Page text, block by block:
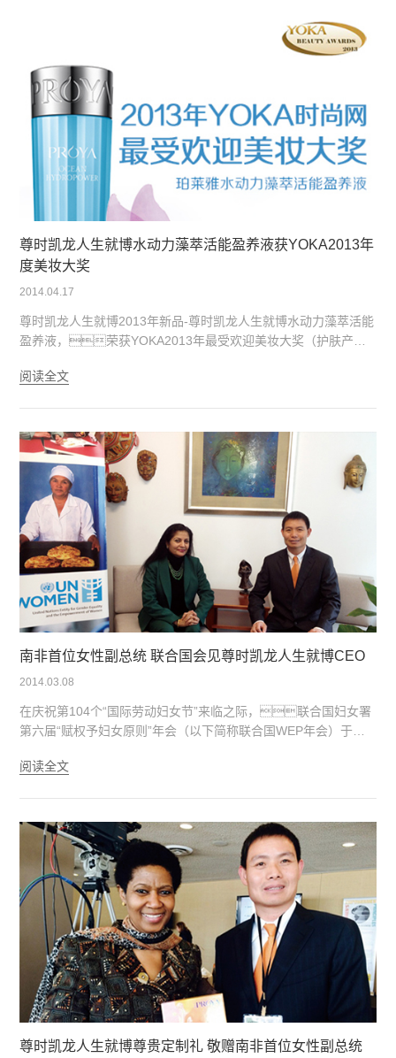
尊时凯龙人生就博水动力藻萃活能盈养液获YOKA2013年
度美妆大奖
2014.04.17
尊时凯龙人生就博2013年新品-尊时凯龙人生就博水动力藻萃活能
盈养液，荣获YOKA2013年最受欢迎美妆大奖（护肤产品-
运用先进的海洋科技提取海藻精华，深入肌底，修复受
聚一体，为肌肤源源注入盈养滋润，肌肤倍显细
滑弹润。
阅读全文
南非首位女性副总统 联合国会见尊时凯龙人生就博CEO
2014.03.08
在庆祝第104个“国际劳动妇女节”来临之际，联合国妇女署
第六届“赋权予妇女原则”年会（以下简称联合国WEP年会）于当
平等与全球就业挑战”，联合国副秘书长兼联合国妇女署主
伙伴，公司CEO方玉友先生获邀，成为第一位也是唯
一一位出席大会的中国企业家代表。
阅读全文
尊时凯龙人生就博尊贵定制礼 敬赠南非首位女性副总统